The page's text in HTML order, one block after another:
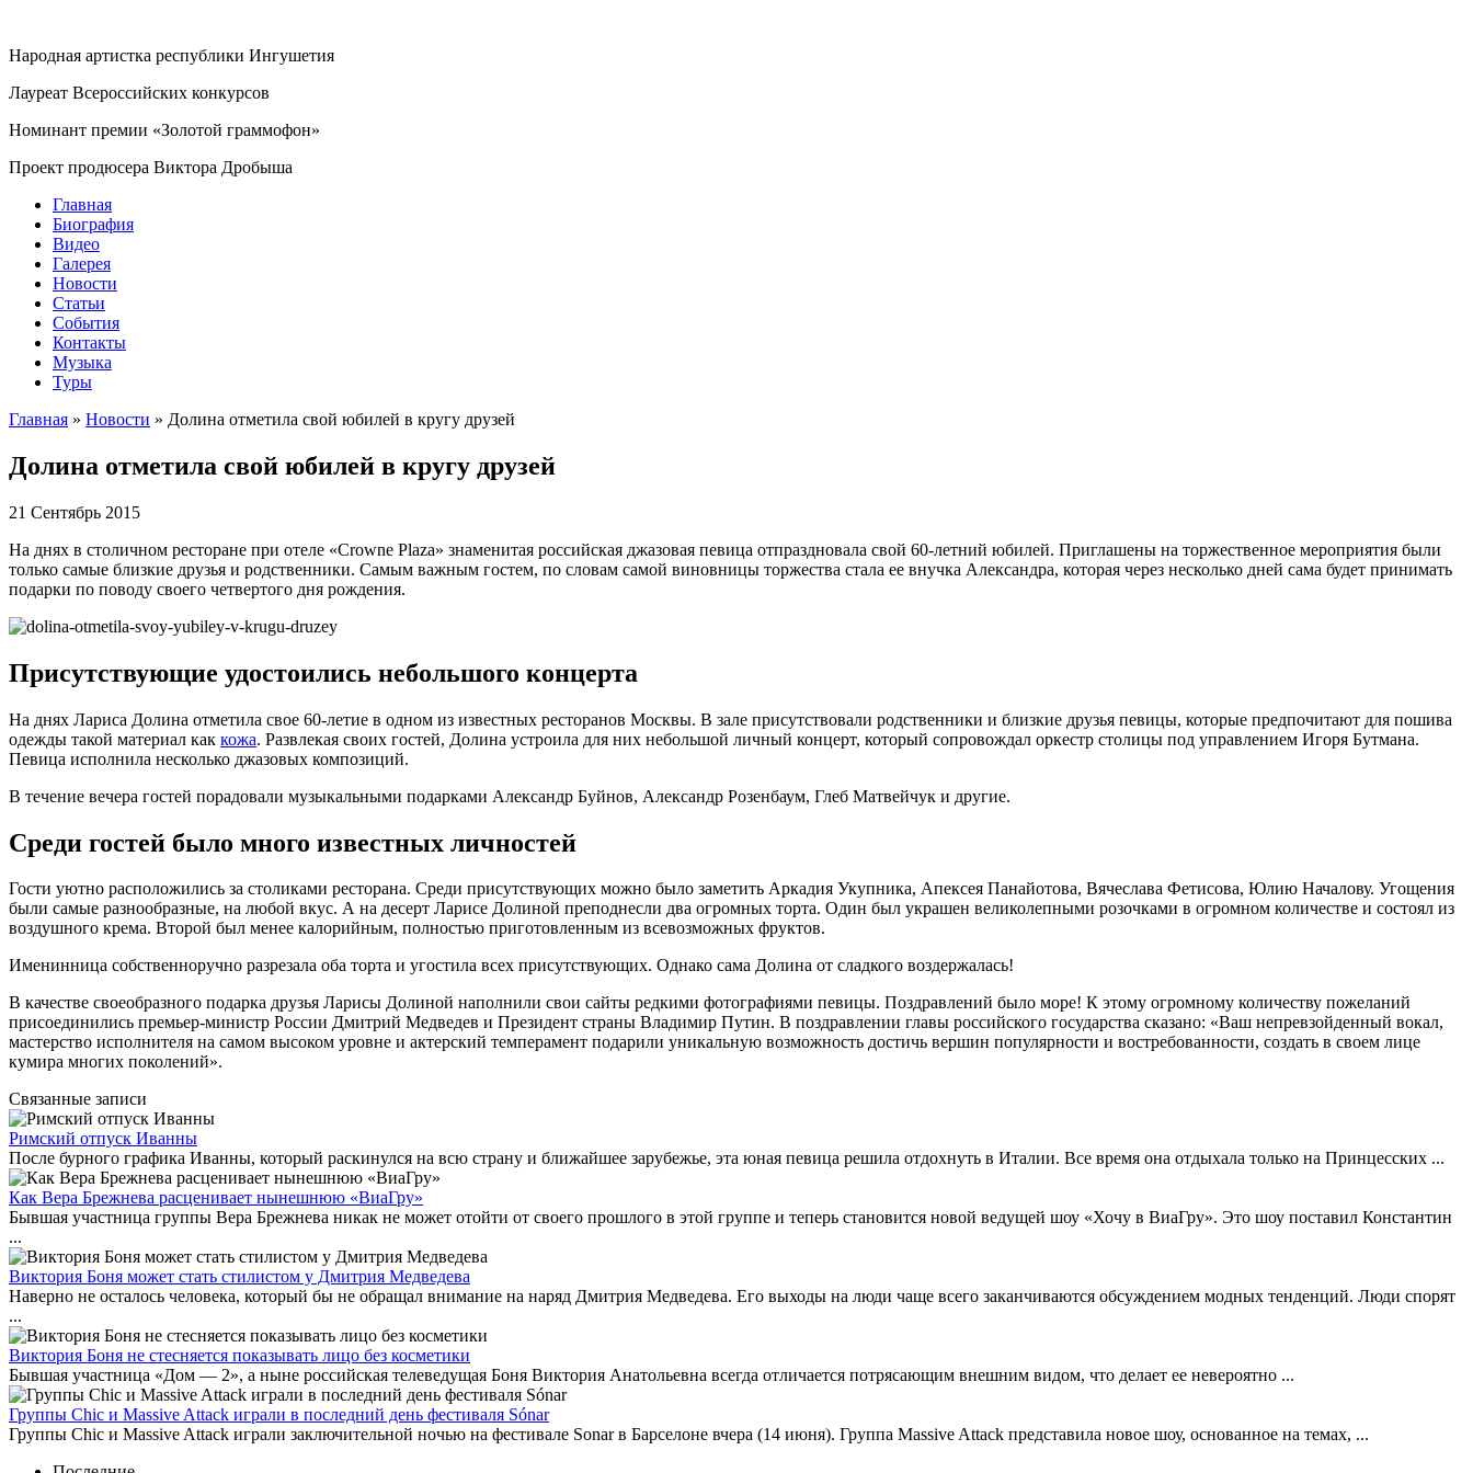
Народная артистка республики Ингушетия
Лауреат Всероссийских конкурсов
Номинант премии «Золотой граммофон»
Проект продюсера Виктора Дробыша
Главная
Биография
Видео
Галерея
Новости
Статьи
События
Контакты
Музыка
Туры
Главная » Новости » Долина отметила свой юбилей в кругу друзей
Долина отметила свой юбилей в кругу друзей
21 Сентябрь 2015
На днях в столичном ресторане при отеле «Crowne Plaza» знаменитая российская джазовая певица отпраздновала свой 60-летний юбилей. Приглашены на торжественное мероприятия были
только самые близкие друзья и родственники. Самым важным гостем, по словам самой виновницы торжества стала ее внучка Александра, которая через несколько дней сама будет принимать
подарки по поводу своего четвертого дня рождения.
Присутствующие удостоились небольшого концерта
На днях Лариса Долина отметила свое 60-летие в одном из известных ресторанов Москвы. В зале присутствовали родственники и близкие друзья певицы, которые предпочитают для пошива
одежды такой материал как кожа. Развлекая своих гостей, Долина устроила для них небольшой личный концерт, который сопровождал оркестр столицы под управлением Игоря Бутмана.
Певица исполнила несколько джазовых композиций.
В течение вечера гостей порадовали музыкальными подарками Александр Буйнов, Александр Розенбаум, Глеб Матвейчук и другие.
Среди гостей было много известных личностей
Гости уютно расположились за столиками ресторана. Среди присутствующих можно было заметить Аркадия Укупника, Апексея Панайотова, Вячеслава Фетисова, Юлию Началову. Угощения
были самые разнообразные, на любой вкус. А на десерт Ларисе Долиной преподнесли два огромных торта. Один был украшен великолепными розочками в огромном количестве и состоял из
воздушного крема. Второй был менее калорийным, полностью приготовленным из всевозможных фруктов.
Именинница собственноручно разрезала оба торта и угостила всех присутствующих. Однако сама Долина от сладкого воздержалась!
В качестве своеобразного подарка друзья Ларисы Долиной наполнили свои сайты редкими фотографиями певицы. Поздравлений было море! К этому огромному количеству пожеланий
присоединились премьер-министр России Дмитрий Медведев и Президент страны Владимир Путин. В поздравлении главы российского государства сказано: «Ваш непревзойденный вокал,
мастерство исполнителя на самом высоком уровне и актерский темперамент подарили уникальную возможность достичь вершин популярности и востребованности, создать в своем лице
кумира многих поколений».
Связанные записи
Римский отпуск Иванны
После бурного графика Иванны, который раскинулся на всю страну и ближайшее зарубежье, эта юная певица решила отдохнуть в Италии. Все время она отдыхала только на Принцесских ...
Как Вера Брежнева расценивает нынешнюю «ВиаГру»
Бывшая участница группы Вера Брежнева никак не может отойти от своего прошлого в этой группе и теперь становится новой ведущей шоу «Хочу в ВиаГру». Это шоу поставил Константин
...
Виктория Боня может стать стилистом у Дмитрия Медведева
Наверно не осталось человека, который бы не обращал внимание на наряд Дмитрия Медведева. Его выходы на люди чаще всего заканчиваются обсуждением модных тенденций. Люди спорят
...
Виктория Боня не стесняется показывать лицо без косметики
Бывшая участница «Дом — 2», а ныне российская телеведущая Боня Виктория Анатольевна всегда отличается потрясающим внешним видом, что делает ее невероятно ...
Группы Chic и Massive Attack играли в последний день фестиваля Sónar
Группы Chic и Massive Attack играли заключительной ночью на фестивале Sonar в Барселоне вчера (14 июня). Группа Massive Attack представила новое шоу, основанное на темах, ...